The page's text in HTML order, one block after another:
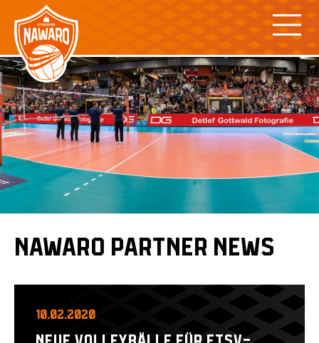
content
NAWARO PARTNER NEWS
10.02.2020